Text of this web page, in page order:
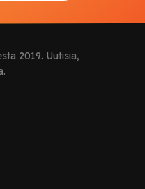
2019. Uutisia,